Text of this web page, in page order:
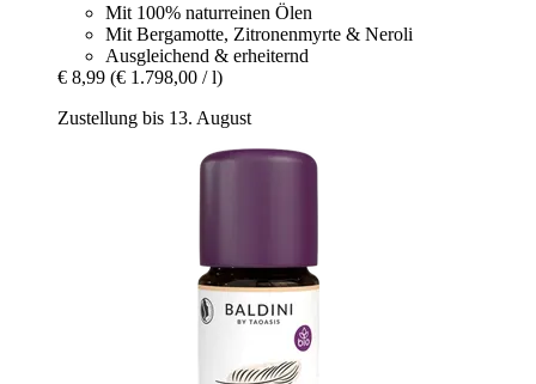
Mit 100% naturreinen Ölen
Mit Bergamotte, Zitronenmyrte & Neroli
Ausgleichend & erheiternd
€ 8,99 (€ 1.798,00 / l)
Zustellung bis 13. August